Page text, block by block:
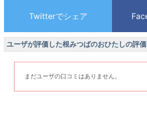
ユーザが評価した根みつばのおひたしの評価
まだユーザの口コミはありません。